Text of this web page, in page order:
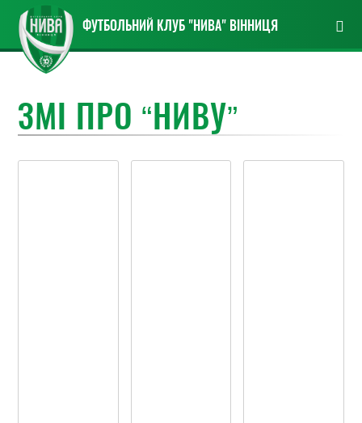
ФУТБОЛЬНИЙ КЛУБ "НИВА" ВІННИЦЯ
ЗМІ ПРО “НИВУ”